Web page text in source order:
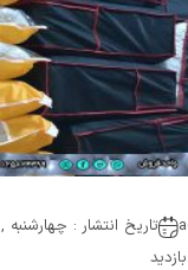
تاریخ انتشار : چهارشنبه , 6 آوریل 2022